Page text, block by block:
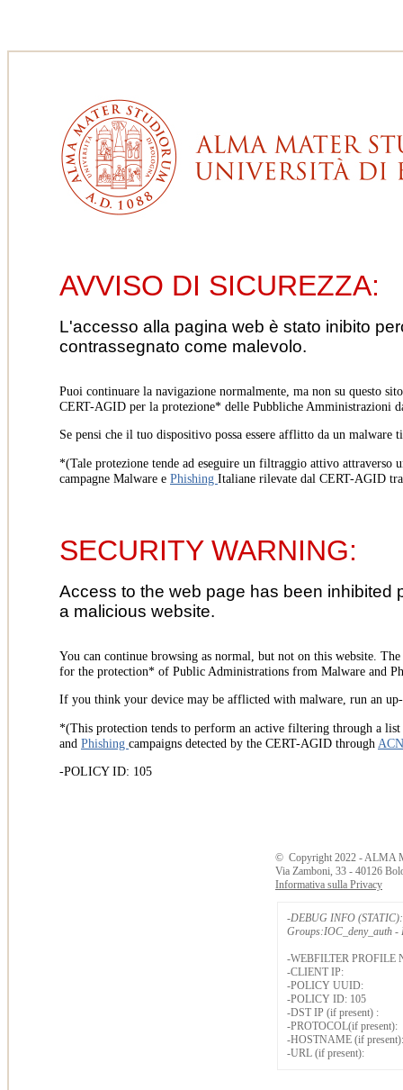
AVVISO DI SICUREZZA:
L'accesso alla pagina web è stato inibito
contrassegnato come malevolo.
Puoi continuare la navigazione normalmente, ma non su questo
CERT-AGID per la protezione* delle Pubbliche Amministrazioni
Se pensi che il tuo dispositivo possa essere afflitto da un
*(Tale protezione tende ad eseguire un filtraggio attivo
campagne Malware e Phishing Italiane rilevate dal CERT-AGID
SECURITY WARNING:
Access to the web page has been
a malicious website.
You can continue browsing as normal, but not on this website.
for the protection* of Public Administrations from Malware and
If you think your device may be afflicted with malware, run an
*(This protection tends to perform an active filtering through a
and Phishing campaigns detected by the CERT-AGID through
-POLICY ID: 105
© Copyright 2022 - ALMA
Via Zamboni, 33 - 40126
Informativa sulla Privacy
-DEBUG INFO (STATIC):
Groups:IOC_deny_auth -
-WEBFILTER PROFILE
-CLIENT IP:
-POLICY UUID:
-POLICY ID: 105
-DST IP (if present) :
-PROTOCOL(if present):
-HOSTNAME (if present):
-URL (if present):